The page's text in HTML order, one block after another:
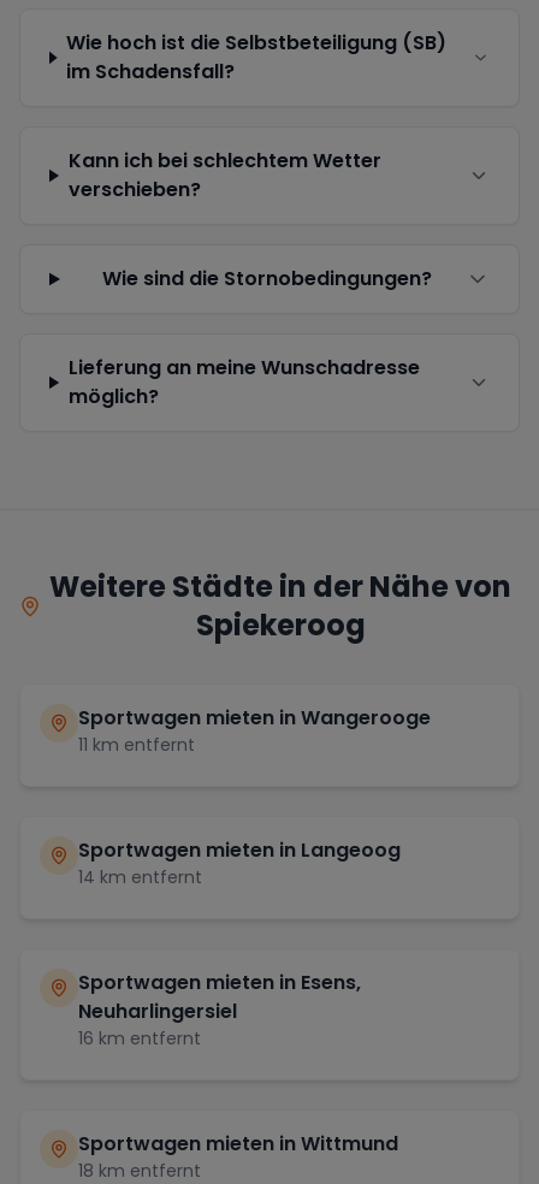
Wie hoch ist die Selbstbeteiligung (SB)
im Schadensfall?
Kann ich bei schlechtem Wetter
verschieben?
Wie sind die Stornobedingungen?
Lieferung an meine Wunschadresse
möglich?
Weitere Städte in der Nähe von
Spiekeroog
Sportwagen mieten inWangerooge
11 km entfernt
Sportwagen mieten in Langeoog
14 km entfernt
Sportwagen mieten in Esens,
Neuharlingersiel
16 km entfernt
Sportwagen mieten inWittmund
18 km entfernt